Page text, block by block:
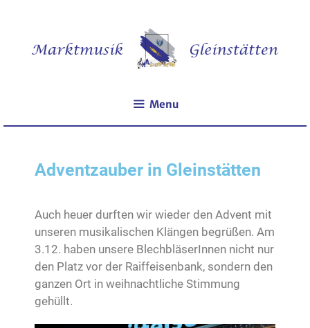
Menu
Adventzauber in Gleinstätten
Auch heuer durften wir wieder den Advent mit
unseren musikalischen Klängen begrüßen. Am
3.12. haben unsere BlechbläserInnen nicht nur
den Platz vor der Raiffeisenbank, sondern den
ganzen Ort in weihnachtliche Stimmung
gehüllt.